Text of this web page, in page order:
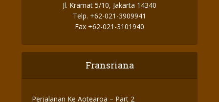
Jl. Kramat 5/10, Jakarta 14340
Telp. +62-021-3909941
Fax +62-021-3101940
Fransriana
Perjalanan Ke Aotearoa – Part 2